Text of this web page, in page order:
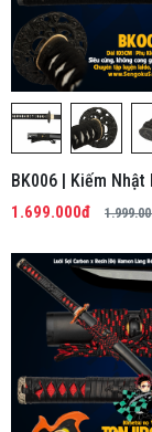
BK006 | Kiếm Nhật
Tổng Hợp
1.699.000đ